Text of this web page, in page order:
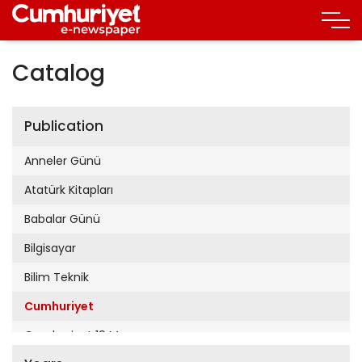
Catalog
Publication
Anneler Günü
Atatürk Kitapları
Babalar Günü
Bilgisayar
Bilim Teknik
Cumhuriyet
Cumhuriyet 19 Mayıs